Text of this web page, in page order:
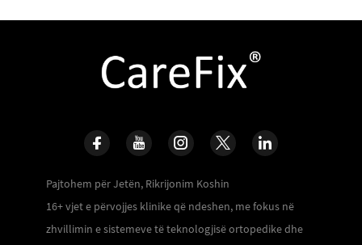
Pajtohem për Jetën, Rikrijonim Koshin
16+ vjet e përvojjes klinike që ndeshen, me fokus në
zhvillimin e sistemeve të teknologjisë ortopedike dhe